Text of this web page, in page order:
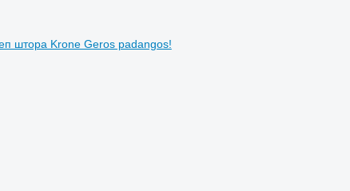
штора Krone Geros padangos!